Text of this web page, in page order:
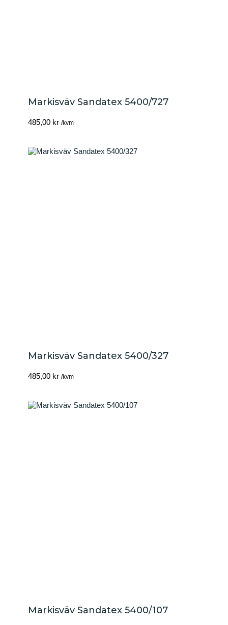
Markisväv Sandatex 5400/727
485,00 kr /kvm
Markisväv Sandatex 5400/327
485,00 kr /kvm
Markisväv Sandatex 5400/107